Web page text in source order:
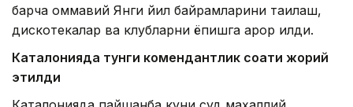
барча оммавий Янги йил байрамларини тақиқлаш,
дискотекалар ва клубларни ёпишга қарор қилди.
Каталонияда тунги комендантлик соати жорий
этилди